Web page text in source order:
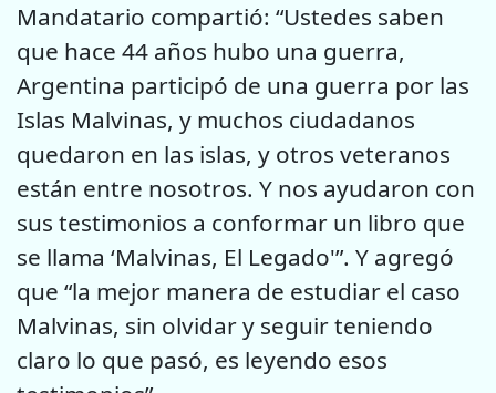
Mandatario compartió: “Ustedes saben
que hace 44 años hubo una guerra,
Argentina participó de una guerra por las
Islas Malvinas, y muchos ciudadanos
quedaron en las islas, y otros veteranos
están entre nosotros. Y nos ayudaron con
sus testimonios a conformar un libro que
se llama ‘Malvinas, El Legado'”. Y agregó
que “la mejor manera de estudiar el caso
Malvinas, sin olvidar y seguir teniendo
claro lo que pasó, es leyendo esos